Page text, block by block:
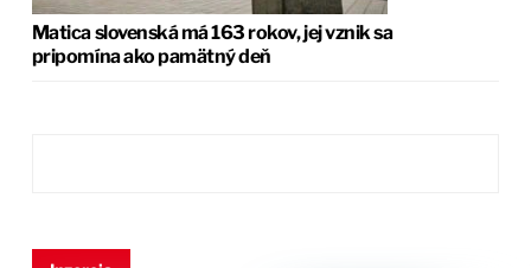
Matica slovenská má 163 rokov, jej vznik sa
pripomína ako pamätný deň